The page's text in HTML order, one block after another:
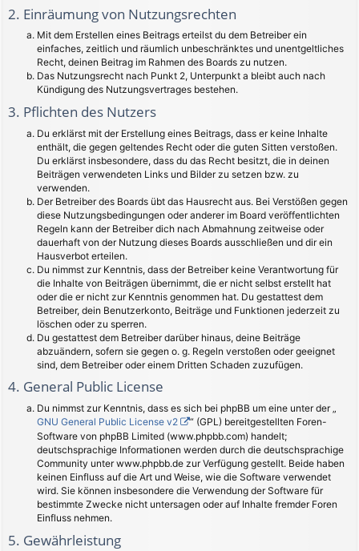
2. Einräumung von Nutzungsrechten
Mit dem Erstellen eines Beitrags erteilst du dem Betreiber ein
einfaches, zeitlich und räumlich unbeschränktes und unentgeltliches
Recht, deinen Beitrag im Rahmen des Boards zu nutzen.
Das Nutzungsrecht nach Punkt 2, Unterpunkt a bleibt auch nach
Kündigung des Nutzungsvertrages bestehen.
3. Pflichten des Nutzers
Du erklärst mit der Erstellung eines Beitrags, dass er keine Inhalte
enthält, die gegen geltendes Recht oder die guten Sitten verstoßen.
Du erklärst insbesondere, dass du das Recht besitzt, die in deinen
Beiträgen verwendeten Links und Bilder zu setzen bzw. zu
verwenden.
Der Betreiber des Boards übt das Hausrecht aus. Bei Verstößen gegen
diese Nutzungsbedingungen oder anderer im Board veröffentlichten
Regeln kann der Betreiber dich nach Abmahnung zeitweise oder
dauerhaft von der Nutzung dieses Boards ausschließen und dir ein
Hausverbot erteilen.
Du nimmst zur Kenntnis, dass der Betreiber keine Verantwortung für
die Inhalte von Beiträgen übernimmt, die er nicht selbst erstellt hat
oder die er nicht zur Kenntnis genommen hat. Du gestattest dem
Betreiber, dein Benutzerkonto, Beiträge und Funktionen jederzeit zu
löschen oder zu sperren.
Du gestattest dem Betreiber darüber hinaus, deine Beiträge
abzuändern, sofern sie gegen o. g. Regeln verstoßen oder geeignet
sind, dem Betreiber oder einem Dritten Schaden zuzufügen.
4. General Public License
Du nimmst zur Kenntnis, dass es sich bei phpBB um eine unter der „
GNU General Public License v2
“ (GPL) bereitgestellten Foren-
Software von phpBB Limited (www.phpbb.com) handelt;
deutschsprachige Informationen werden durch die deutschsprachige
Community unter www.phpbb.de zur Verfügung gestellt. Beide haben
keinen Einfluss auf die Art und Weise, wie die Software verwendet
wird. Sie können insbesondere die Verwendung der Software für
bestimmte Zwecke nicht untersagen oder auf Inhalte fremder Foren
Einfluss nehmen.
5. Gewährleistung